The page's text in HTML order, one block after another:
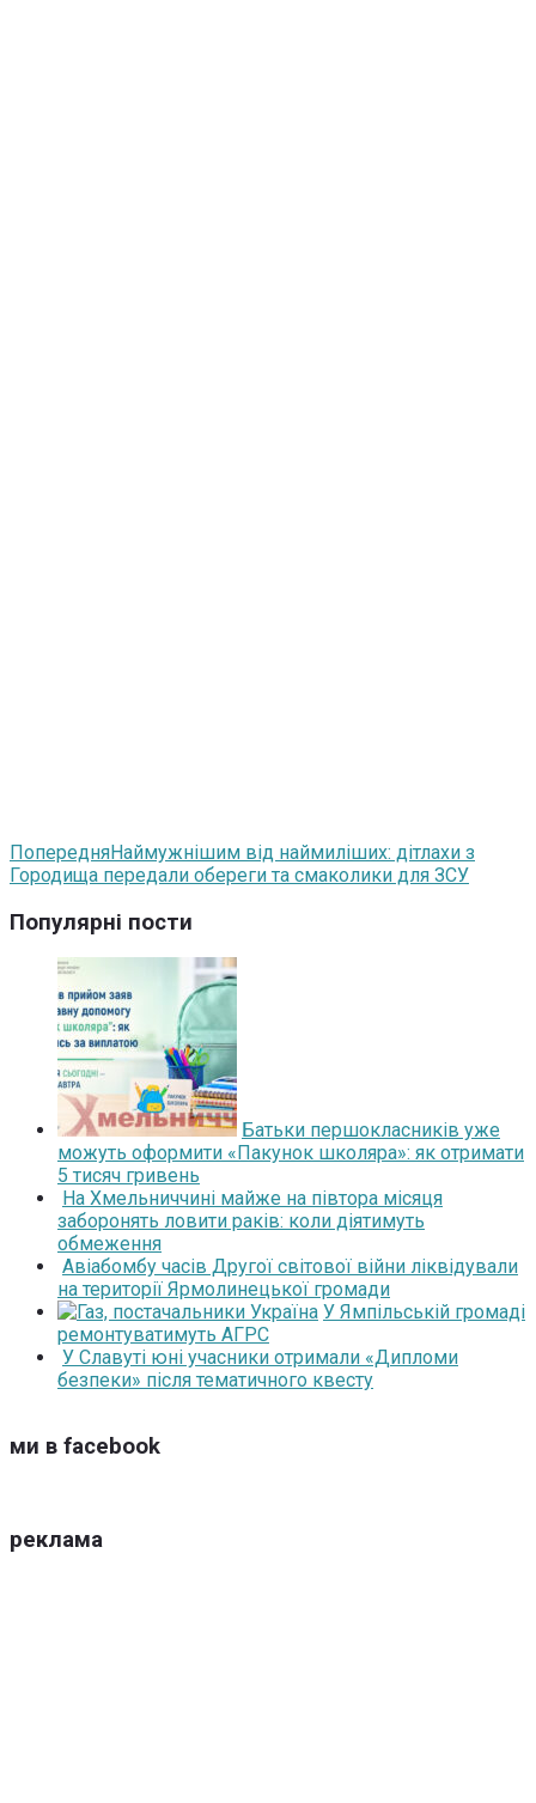
ПопередняНаймужнішим від наймиліших: дітлахи з
Городища передали обереги та смаколики для ЗСУ
Популярні пости
Батьки першокласників уже
можуть оформити «Пакунок школяра»: як отримати
5 тисяч гривень
На Хмельниччині майже на півтора місяця
заборонять ловити раків: коли діятимуть
обмеження
Авіабомбу часів Другої світової війни ліквідували
на території Ярмолинецької громади
У Ямпільській громаді
ремонтуватимуть АГРС
У Славуті юні учасники отримали «Дипломи
безпеки» після тематичного квесту
ми в facebook
реклама